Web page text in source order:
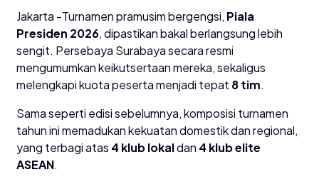
​Jakarta -Turnamen pramusim bergengsi, Piala
Presiden 2026, dipastikan bakal berlangsung lebih
sengit. Persebaya Surabaya secara resmi
mengumumkan keikutsertaan mereka, sekaligus
melengkapi kuota peserta menjadi tepat 8 tim.
​Sama seperti edisi sebelumnya, komposisi turnamen
tahun ini memadukan kekuatan domestik dan regional,
yang terbagi atas 4 klub lokaldan 4 klub elite
ASEAN.